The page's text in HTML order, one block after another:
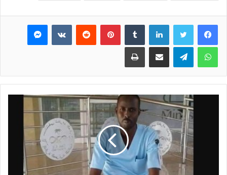
فيسبوك تويتر لينكدإن بينتيريست ماسنجر
واتساب تيلقرام مشاركة عبر البريد طباعة